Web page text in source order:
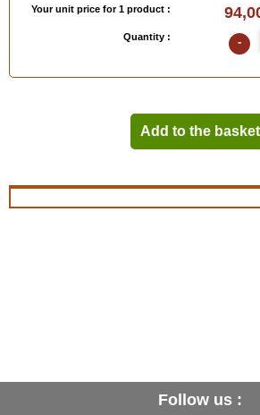
Your unit price for 1 product :
Quantity : -
Add to the basket
Follow us :